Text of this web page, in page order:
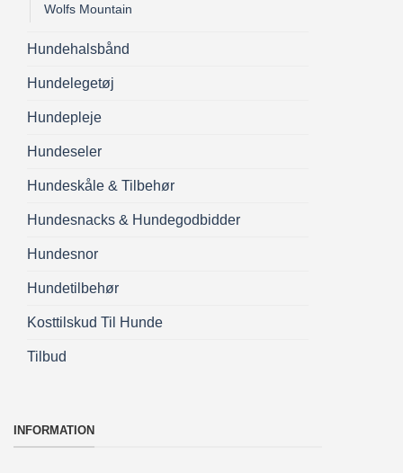
Wolfs Mountain
Hundehalsbånd
Hundelegetøj
Hundepleje
Hundeseler
Hundeskåle & Tilbehør
Hundesnacks & Hundegodbidder
Hundesnor
Hundetilbehør
Kosttilskud Til Hunde
Tilbud
INFORMATION